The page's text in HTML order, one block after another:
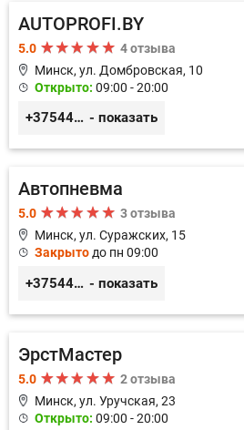
AUTOPROFI.BY
5.0
4 отзыва
Минск, ул. Домбровская, 10
Открыто: 09:00 - 20:00
+375445353020 - показать
Автопневма
5.0
3 отзыва
Минск, ул. Суражских, 15
Закрыто до пн 09:00
+375445317722 - показать
ЭрстМастер
5.0
2 отзыва
Минск, ул. Уручская, 23
Открыто: 09:00 - 20:00